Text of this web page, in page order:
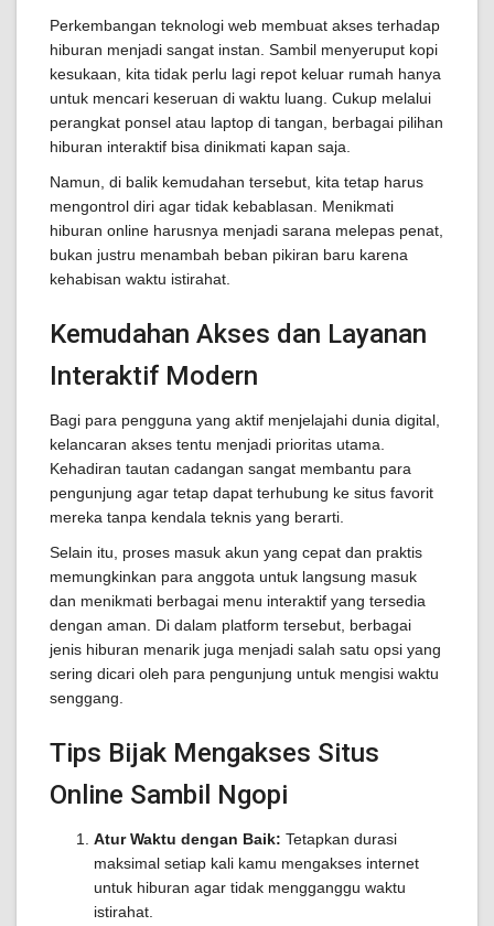
Perkembangan teknologi web membuat akses terhadap
hiburan menjadi sangat instan. Sambil menyeruput kopi
kesukaan, kita tidak perlu lagi repot keluar rumah hanya
untuk mencari keseruan di waktu luang. Cukup melalui
perangkat ponsel atau laptop di tangan, berbagai pilihan
hiburan interaktif bisa dinikmati kapan saja.
Namun, di balik kemudahan tersebut, kita tetap harus
mengontrol diri agar tidak kebablasan. Menikmati
hiburan online harusnya menjadi sarana melepas penat,
bukan justru menambah beban pikiran baru karena
kehabisan waktu istirahat.
Kemudahan Akses dan Layanan
Interaktif Modern
Bagi para pengguna yang aktif menjelajahi dunia digital,
kelancaran akses tentu menjadi prioritas utama.
Kehadiran tautan cadangan sangat membantu para
pengunjung agar tetap dapat terhubung ke situs favorit
mereka tanpa kendala teknis yang berarti.
Selain itu, proses masuk akun yang cepat dan praktis
memungkinkan para anggota untuk langsung masuk
dan menikmati berbagai menu interaktif yang tersedia
dengan aman. Di dalam platform tersebut, berbagai
jenis hiburan menarik juga menjadi salah satu opsi yang
sering dicari oleh para pengunjung untuk mengisi waktu
senggang.
Tips Bijak Mengakses Situs
Online Sambil Ngopi
Atur Waktu dengan Baik: Tetapkan durasi
maksimal setiap kali kamu mengakses internet
untuk hiburan agar tidak mengganggu waktu
istirahat.